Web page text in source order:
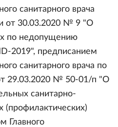
санитарного врача
от 30.03.2020 № 9 "О
по недопущению
2019", предписанием
санитарного врача по
29.03.2020 № 50-01/п "О
санитарно-
(профилактических)
Главного